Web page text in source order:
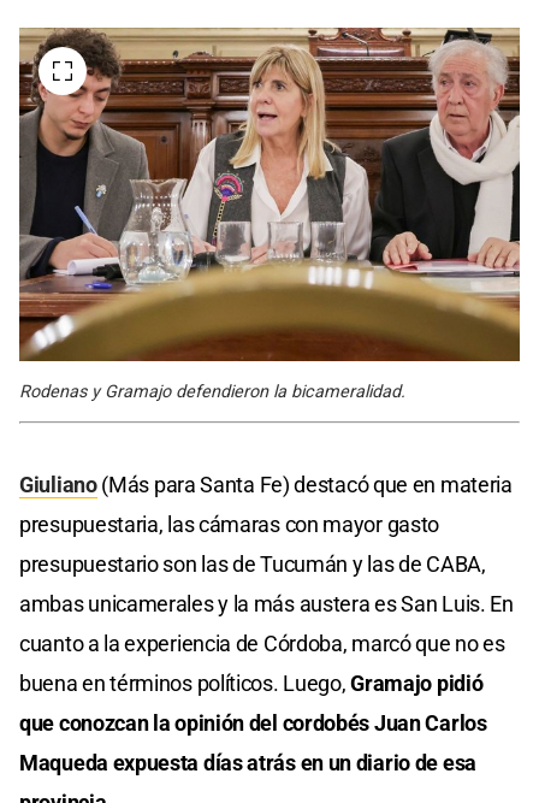
Rodenas y Gramajo defendieron la bicameralidad.
Giuliano(Más para Santa Fe) destacó que en materia
presupuestaria, las cámaras con mayor gasto
presupuestario son las de Tucumán y las de CABA,
ambas unicamerales y la más austera es San Luis. En
cuanto a la experiencia de Córdoba, marcó que no es
buena en términos políticos. Luego,Gramajo pidió
que conozcan la opinión del cordobés Juan Carlos
Maqueda expuesta días atrás en un diario de esa